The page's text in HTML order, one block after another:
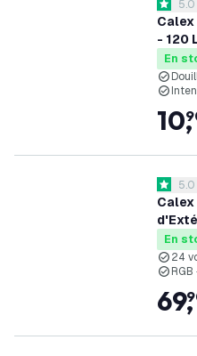
Calex
- 120
5 5.0
En
10,
Calex
Prêt
5 5.0
En
24
RGB
69,